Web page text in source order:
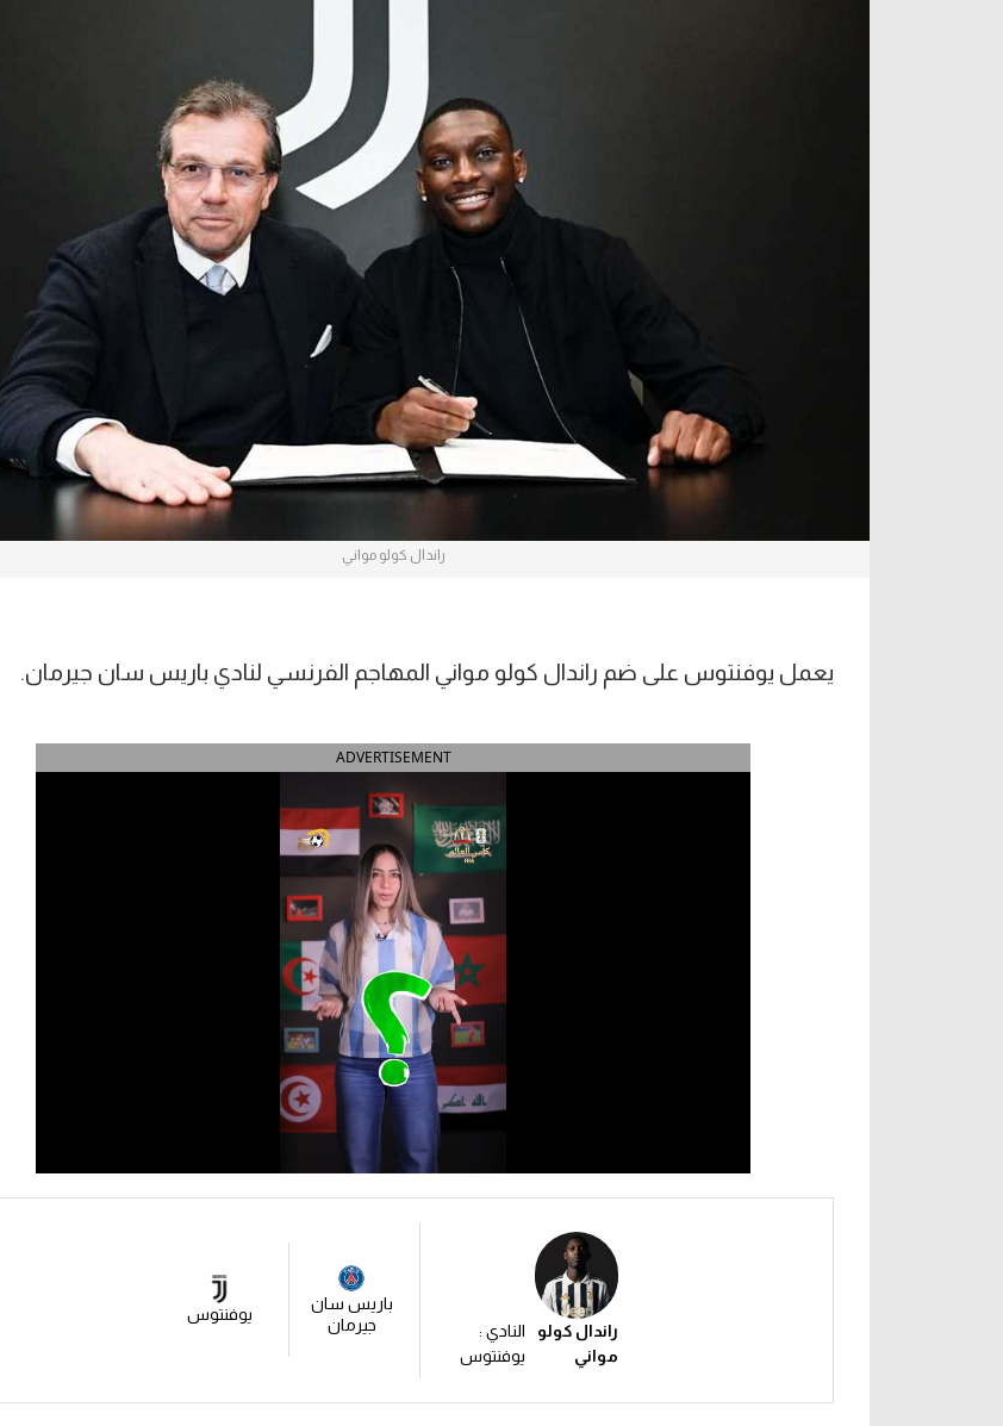
دوري أبطال أوروبا
دوري أبطال إفريقيا
كل البطولات
القسم الثاني
رياضات أخرى
راندال كولو مواني
يعمل يوفنتوس على ضم راندال كولو مواني المهاجم الفرنسي لنادي باريس سان جيرمان.
ADVERTISEMENT
راندال كولو
مواني
النادي :
يوفنتوس
باريس سان
جيرمان
يوفنتوس